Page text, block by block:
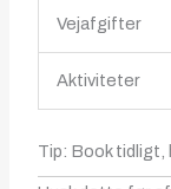
Vejafgifter
Aktiviteter
Tip: Book tidligt,